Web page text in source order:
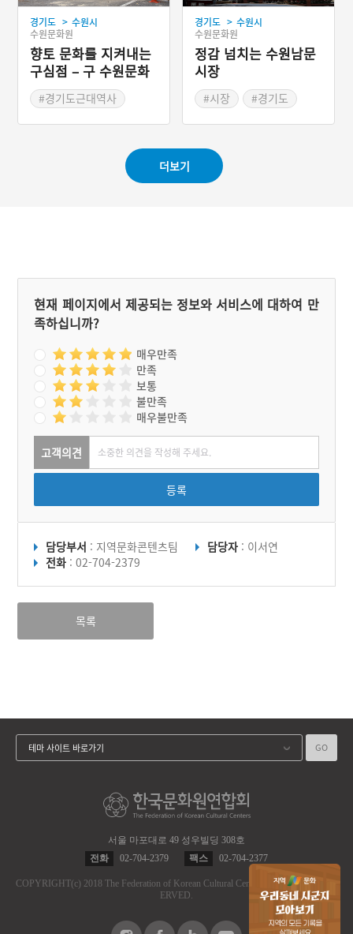
경기도 > 수원시
수원문화원
향토 문화를 지켜내는
구심점 – 구 수원문화
원#경기도근대역사
경기도 > 수원시
수원문화원
정감 넘치는 수원남문
시장
#시장
#경기도
더보기
현재 페이지에서 제공되는 정보와 서비스에 대하여 만
족하십니까?
매우만족
만족
보통
불만족
매우불만족
고객의견
등록
담당부서 : 지역문화콘텐츠팀 담당자 : 이서연
전화 : 02-704-2379
목록
서울 마포대로 49 성우빌딩 308호
전화
02-704-2379 팩스 02-704-2377
COPYRIGHT(c) 2018 The Federation of Korean Cultural Centers.
ALL RIGHT RES
ERVED.
테마 사이트 바로가기 GO